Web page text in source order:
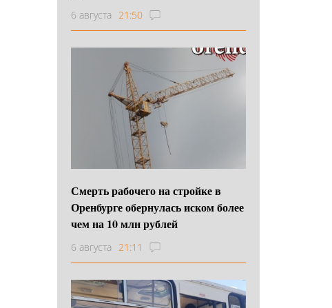
6 августа 21:50
Смерть рабочего на стройке в
Оренбурге обернулась иском более
чем на 10 млн рублей
6 августа 21:11